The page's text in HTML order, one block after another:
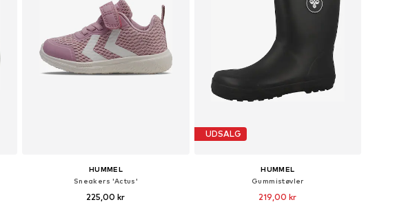
HUMMEL
Sneakers 'Actus'
225,00 kr
UDSALG
HUMMEL
Gummistøvler
219,00 kr